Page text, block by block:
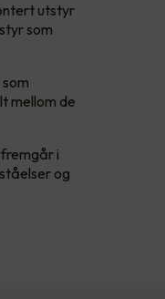
utstyr
som
mellom de
i
og